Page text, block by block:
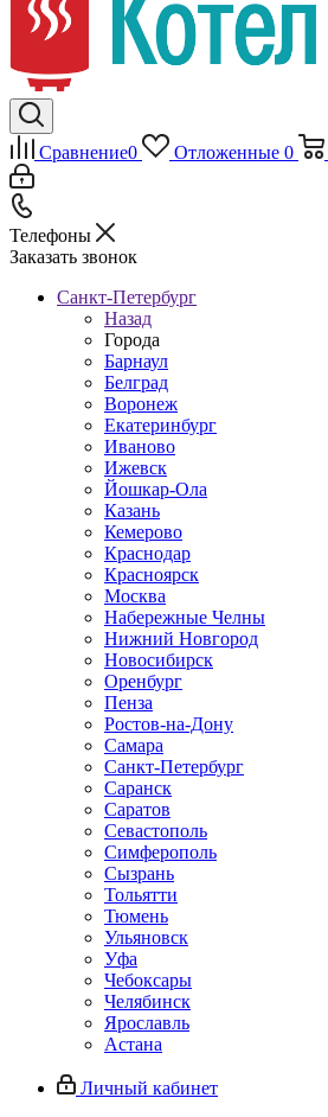
Сравнение0 Отложенные 0
Телефоны
Заказать звонок
Санкт-Петербург
Назад
Города
Барнаул
Белград
Воронеж
Екатеринбург
Иваново
Ижевск
Йошкар-Ола
Казань
Кемерово
Краснодар
Красноярск
Москва
Набережные Челны
Нижний Новгород
Новосибирск
Оренбург
Пенза
Ростов-на-Дону
Самара
Санкт-Петербург
Саранск
Саратов
Севастополь
Симферополь
Сызрань
Тольятти
Тюмень
Ульяновск
Уфа
Чебоксары
Челябинск
Ярославль
Астана
Личный кабинет